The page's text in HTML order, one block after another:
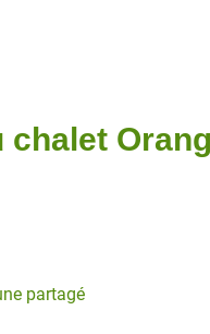
chalet
partagé